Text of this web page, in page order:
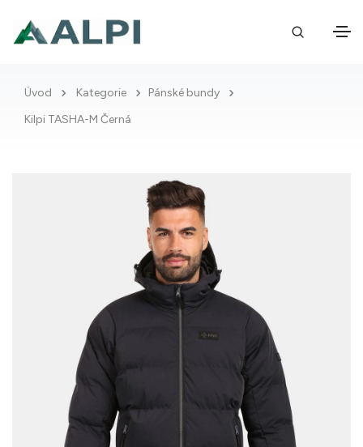
Úvod Kategorie
Pánské bundy
Kilpi TASHA-M Černá